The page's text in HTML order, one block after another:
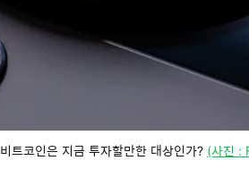
비트코인은 지금 투자할만한 대상인가? (사진 :